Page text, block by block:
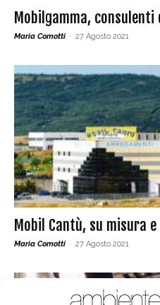
Mobilgamma, consulenti
Maria Comotti - 27 Agosto 2021
Mobil Cantù, su misura
Maria Comotti - 27 Agosto 2021